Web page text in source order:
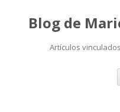
Blog de
Artículos